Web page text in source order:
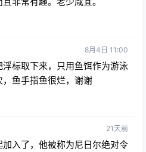
标取下来，只用鱼饵作为游泳
鱼手指鱼很烂，谢谢
入了，他被称为尼日尔绝对令